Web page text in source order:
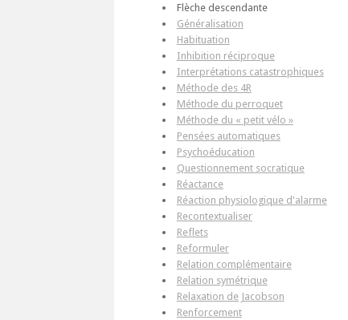
Flèche descendante
Généralisation
Habituation
Inhibition réciproque
Interprétations catastrophiques
Méthode des 4R
Méthode du perroquet
Méthode du « petit vélo »
Pensées automatiques
Psychoéducation
Questionnement socratique
Réactance
Réaction physiologique d'alarme
Recontextualiser
Reflets
Reformuler
Relation complémentaire
Relation symétrique
Relaxation de Jacobson
Renforcement